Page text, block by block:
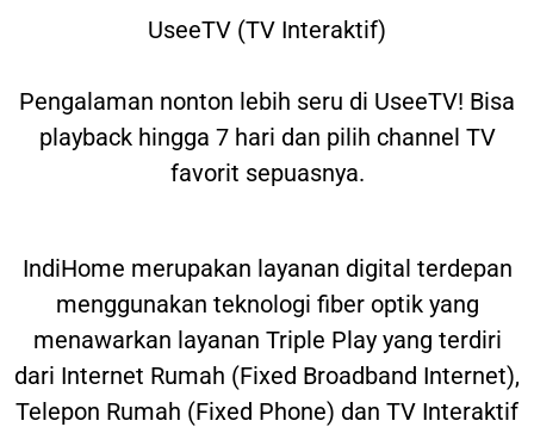
UseeTV (TV Interaktif)
Pengalaman nonton lebih seru di UseeTV! Bisa
playback hingga 7 hari dan pilih channel TV
favorit sepuasnya.
IndiHome merupakan layanan digital terdepan
menggunakan teknologi fiber optik yang
menawarkan layanan Triple Play yang terdiri
dari Internet Rumah (Fixed Broadband Internet),
Telepon Rumah (Fixed Phone) dan TV Interaktif